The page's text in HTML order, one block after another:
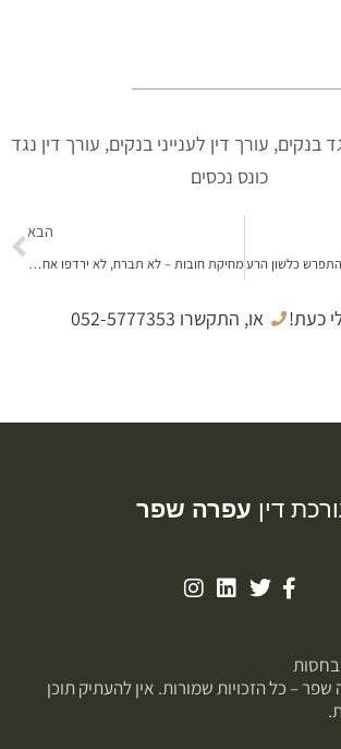
בנקים, עורך דין לענייני בנקים, עורך דין נגד
כונס נכסים
כלשון הרע
הבא
מחיקת חובות – לא תברח, לא ירדפו אחריך!
כעת! או, התקשרו 052-5777353
דין עפרה שפר
שפר – כל הזכויות שמורות. אין להעתיק תוכן